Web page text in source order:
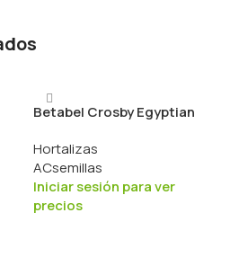
Betabel Crosby Egyptian
Hortalizas
ACsemillas
Iniciar sesión para ver
precios